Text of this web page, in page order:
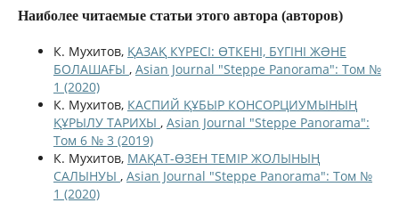
Наиболее читаемые статьи этого автора (авторов)
К. Мухитов, ҚАЗАҚ КҮРЕСІ: ӨТКЕНІ, БҮГІНІ ЖƏНЕ
БОЛАШАҒЫ , Asian Journal "Steppe Panorama": Том №
1 (2020)
К. Мухитов, КАСПИЙ ҚҰБЫР КОНСОРЦИУМЫНЫҢ
ҚҰРЫЛУ ТАРИХЫ , Asian Journal "Steppe Panorama":
Том 6 № 3 (2019)
К. Мухитов, МАҚАТ-ӨЗЕН ТЕМІР ЖОЛЫНЫҢ
САЛЫНУЫ , Asian Journal "Steppe Panorama": Том №
1 (2020)